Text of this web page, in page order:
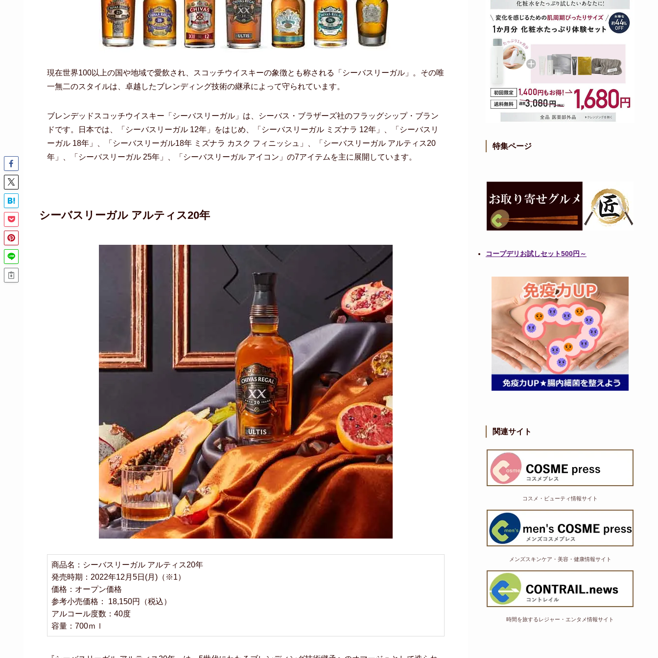
現在世界100以上の国や地域で愛飲され、スコッチウイスキーの象徴とも称される「シーバスリーガル」。その唯
一無二のスタイルは、卓越したブレンディング技術の継承によって守られています。
ブレンデッドスコッチウイスキー「シーバスリーガル」は、シーバス・ブラザーズ社のフラッグシップ・ブラン
ドです。日本では、「シーバスリーガル 12年」をはじめ、「シーバスリーガル ミズナラ 12年」、「シーバスリ
ーガル 18年」、「シーバスリーガル18年 ミズナラ カスク フィニッシュ」、「シーバスリーガル アルティス20
年」、「シーバスリーガル 25年」、「シーバスリーガル アイコン」の7アイテムを主に展開しています。
シーバスリーガル アルティス20年
商品名：シーバスリーガル アルティス20年
発売時期：2022年12月5日(月)（※1）
価格：オープン価格
参考小売価格： 18,150円（税込）
アルコール度数：40度
容量：700ｍｌ
特集ページ
コープデリお試しセット500円～
関連サイト
コスメ・ビューティ情報サイト
メンズスキンケア・美容・健康情報サイト
時間を旅するレジャー・エンタメ情報サイト